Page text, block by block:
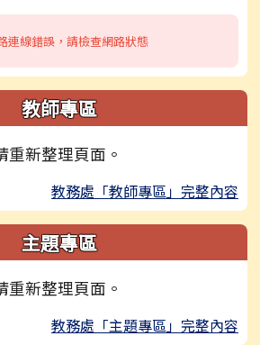
連線錯誤，請檢查網路狀態
教師專區
新整理頁面。
教務處「教師專區」完整內容
主題專區
新整理頁面。
教務處「主題專區」完整內容